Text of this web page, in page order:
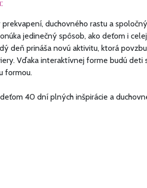
duchovného rastu a
jedinečný spôsob, ako deťom i
deň prináša novú aktivitu, ktorá
Vďaka interaktívnej forme budú
formou.
40 dní plných inšpirácie a